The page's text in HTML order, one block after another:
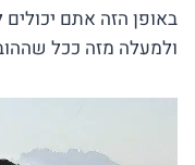
באופן הזה אתם
ולמעלה מזה ככל